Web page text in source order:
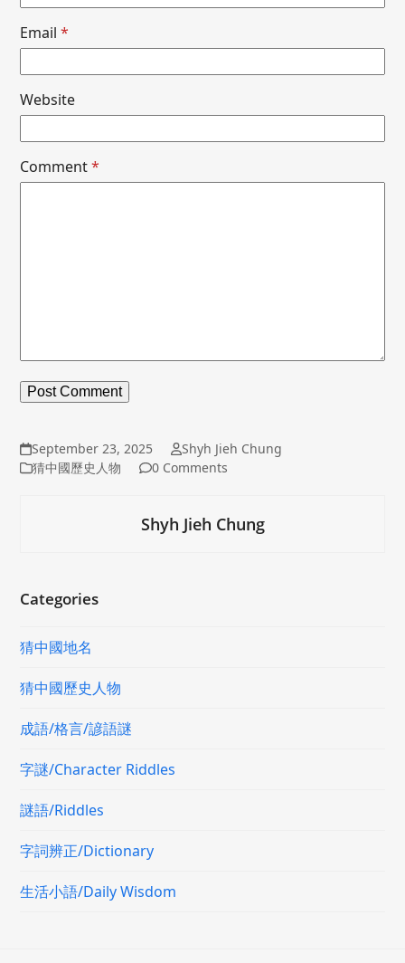
Email*
Website
Comment*
September 23, 2025
Shyh Jieh Chung
猜中國歷史人物
0 Comments
Shyh Jieh Chung
Categories
猜中國地名
猜中國歷史人物
成語/格言/諺語謎
字謎/Character Riddles
謎語/Riddles
字詞辨正/Dictionary
生活小語/Daily Wisdom